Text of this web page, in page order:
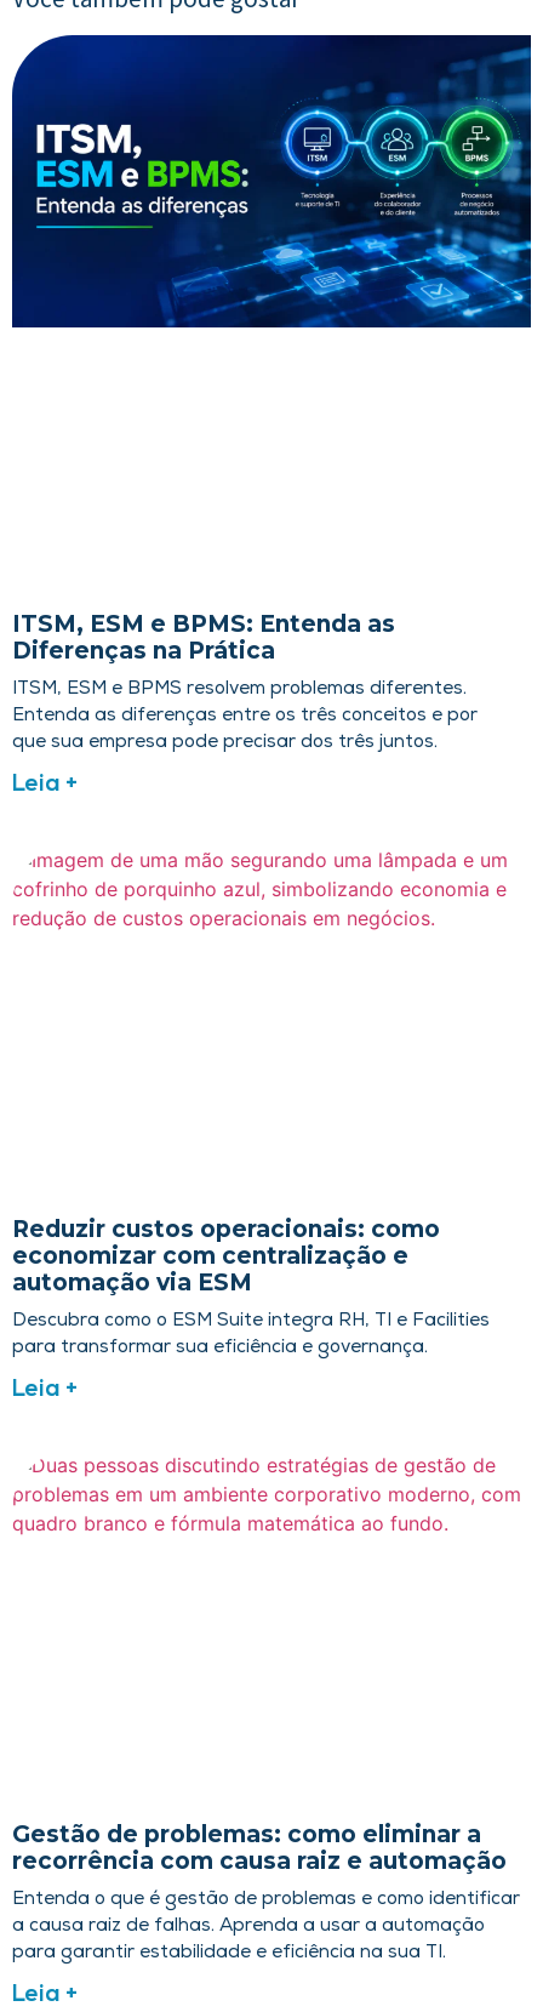
ITSM, ESM e BPMS: Entenda as
Diferenças na Prática
ITSM, ESM e BPMS resolvem problemas diferentes.
Entenda as diferenças entre os três conceitos e por
que sua empresa pode precisar dos três juntos.
Leia +
Reduzir custos operacionais: como
economizar com centralização e
automação via ESM
Descubra como o ESM Suite integra RH, TI e Facilities
para transformar sua eficiência e governança.
Leia +
Gestão de problemas: como eliminar a
recorrência com causa raiz e automação
Entenda o que é gestão de problemas e como identificar
a causa raiz de falhas. Aprenda a usar a automação
para garantir estabilidade e eficiência na sua TI.
Leia +